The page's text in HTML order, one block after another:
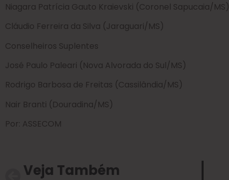
Niagara Patrícia Gauto Kraievski (Coronel Sapucaia/MS)
Cláudio Ferreira da Silva (Jaraguari/MS)
Conselheiros Suplentes
José Paulo Paleari (Nova Alvorada do Sul/MS)
Rodrigo Barbosa de Freitas (Cassilândia/MS)
Nair Branti (Douradina/MS)
Por: ASSECOM
Veja Também